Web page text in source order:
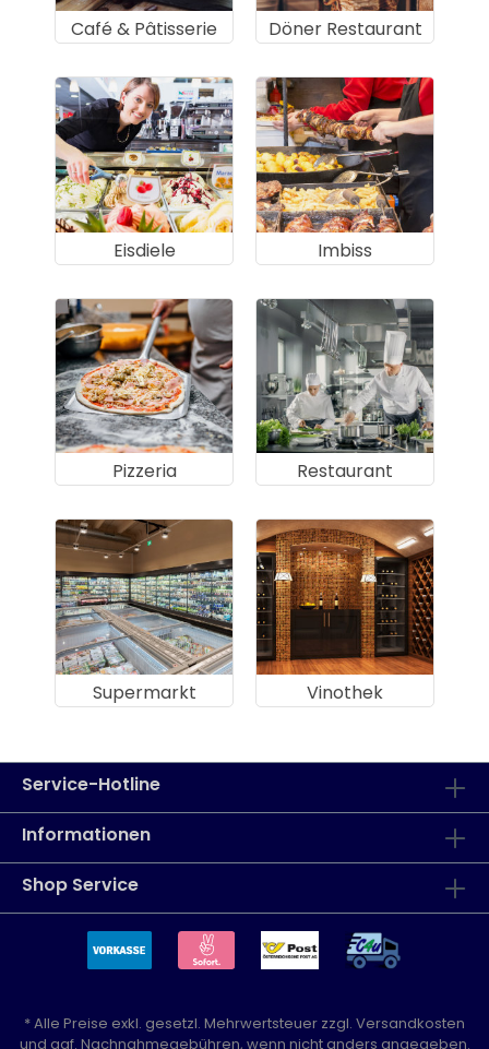
Café & Pâtisserie Döner Restaurant
Eisdiele Imbiss
Pizzeria Restaurant
Supermarkt Vinothek
Service-Hotline
Informationen
Shop Service
* Alle Preise exkl. gesetzl. Mehrwertsteuer zzgl. Versandkosten
und ggf. Nachnahmegebühren, wenn nicht anders angegeben.